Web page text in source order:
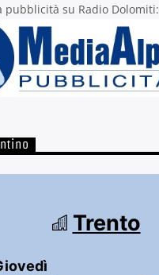
pubblicità su Radio Dolomiti: